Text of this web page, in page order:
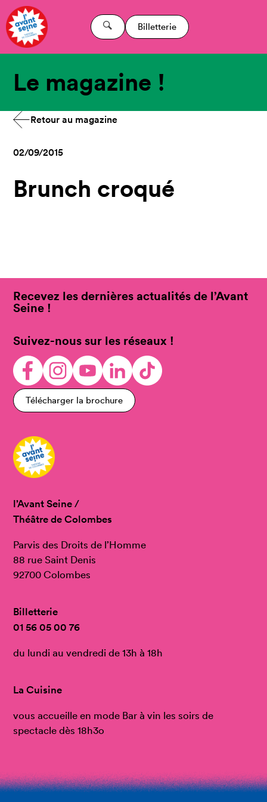
Billetterie
Le magazine !
Retour au magazine
02/09/2015
Brunch croqué
Recevez les dernières actualités de l’Avant
Seine !
Suivez-nous sur les réseaux !
Télécharger la brochure
l’Avant Seine /
Théâtre de Colombes
Parvis des Droits de l’Homme
88 rue Saint Denis
92700 Colombes
Billetterie
01 56 05 00 76
du lundi au vendredi de 13h à 18h
La Cuisine
vous accueille en mode Bar à vin les soirs de
spectacle dès 18h3o